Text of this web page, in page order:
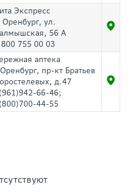
Экспресс
Оренбург, ул.
56 А
755 00 03
аптека
пр-кт Братьев
д.47
66-46;
44-55